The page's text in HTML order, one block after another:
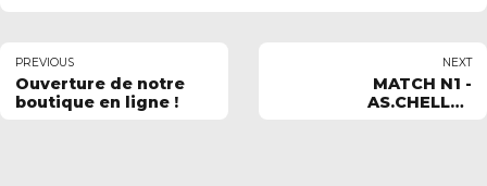
PREVIOUS
Ouverture de notre
boutique en ligne !
NEXT
MATCH N1 -
AS.CHELLES